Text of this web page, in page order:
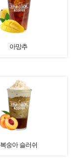
아망추
복숭아 슬러쉬